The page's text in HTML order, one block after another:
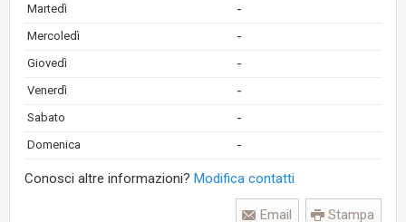
Martedì -
Mercoledì -
Giovedì -
Venerdì -
Sabato -
Domenica -
Conosci altre informazioni? Modifica contatti
Stampa
Email